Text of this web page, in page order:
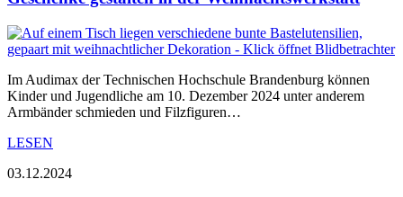
Im Audimax der Technischen Hochschule Brandenburg können
Kinder und Jugendliche am 10. Dezember 2024 unter anderem
Armbänder schmieden und Filzfiguren…
LESEN
03.12.2024